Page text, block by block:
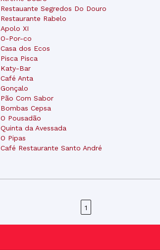
Restauante Segredos Do Douro
Restaurante Rabelo
Apolo XI
O-Por-co
Casa dos Ecos
Pisca Pisca
Katy-Bar
Café Anta
Gonçalo
Pão Com Sabor
Bombas Cepsa
O Pousadão
Quinta da Avessada
O Pipas
Café Restaurante Santo André
1